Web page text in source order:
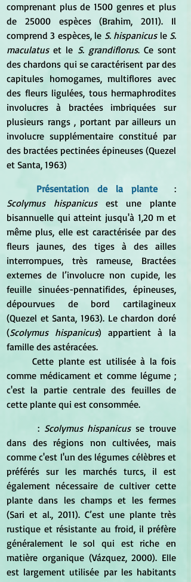
comprenant plus de 1500 genres et plus
de 25000 espèces (Brahim, 2011). Il
comprend 3 espèces, le S. hispanicus le S.
maculatus et le S. grandiflorus. Ce sont
des chardons qui se caractérisent par des
capitules homogames, multiflores avec
des fleurs ligulées, tous hermaphrodites
involucres à bractées imbriquées sur
plusieurs rangs , portant par ailleurs un
involucre supplémentaire constitué par
des bractées pectinées épineuses (Quezel
et Santa, 1963)
Présentation de la plante
Scolymus hispanicus est une plante
bisannuelle qui atteint jusqu'à 1,20 m et
même plus, elle est caractérisée par des
fleurs jaunes, des tiges à des ailles
interrompues, très rameuse, Bractées
externes de l’involucre non cupide, les
feuille sinuées-pennatifides, épineuses,
dépourvues de bord cartilagineux
(Quezel et Santa, 1963). Le chardon doré
(Scolymus hispanicus) appartient à la
famille des astéracées.
	Cette plante est utilisée à la fois
comme médicament et comme légume ;
c'est la partie centrale des feuilles de
cette plante qui est consommée.
	 :
Scolymus hispanicus se trouve
dans des régions non cultivées, mais
comme c'est l'un des légumes célèbres et
préférés sur les marchés turcs, il est
également nécessaire de cultiver cette
plante dans les champs et les fermes
(Sari et al., 2011). C’est une plante très
rustique et résistante au froid, il préfère
généralement le sol qui est riche en
matière organique (Vázquez, 2000). Elle
est largement utilisée par les habitants